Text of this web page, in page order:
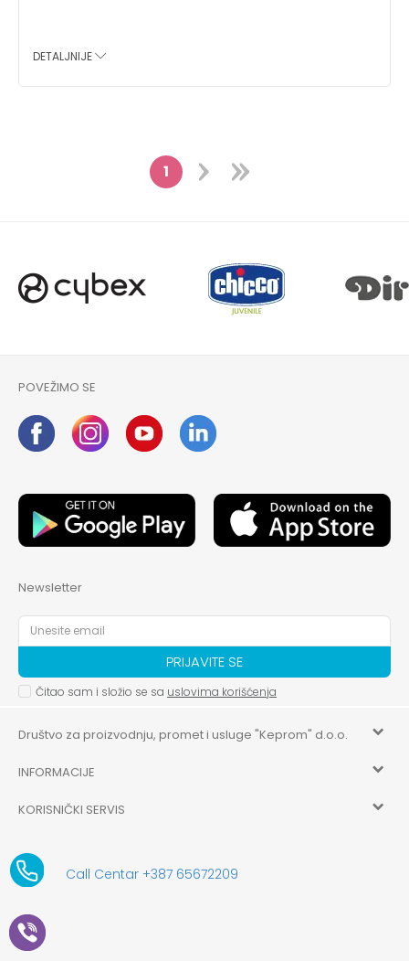
DETALJNIJE
1
POVEŽIMO SE
Newsletter
PRIJAVITE SE
Čitao sam i složio se sa uslovima korišćenja
Društvo za proizvodnju, promet i usluge "Keprom" d.o.o.
HILANDARSKA 32, ISTOČNO NOVO SARAJEVO, ISTOČNO
aksaonlinebih@aksabih.ba
5514802214205743
61-01-0052-11
11079253
INFORMACIJE
Zaposlenje
Saradnja
KORISNIČKI SERVIS
Uslovi korišćenja i prodaje
Kako kupiti
Call Centar +387 65672209